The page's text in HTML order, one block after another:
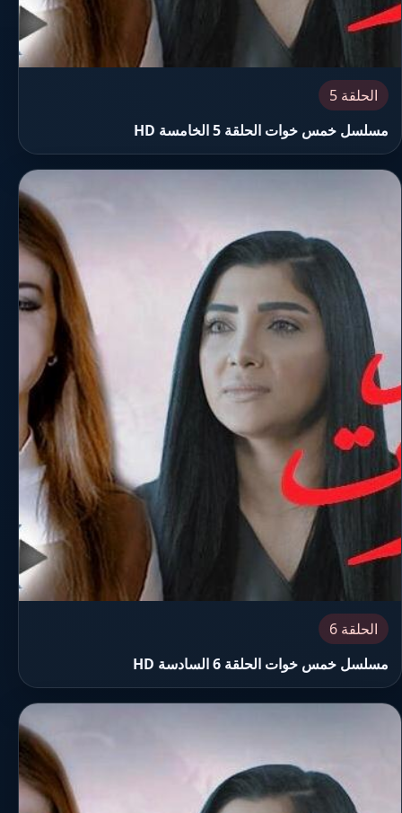
الحلقة 5
مسلسل خمس خوات الحلقة 5 الخامسة HD
الحلقة 6
مسلسل خمس خوات الحلقة 6 السادسة HD